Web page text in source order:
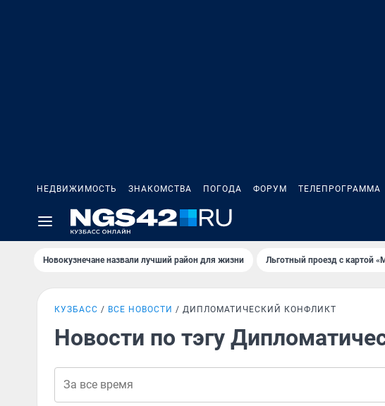
НЕДВИЖИМОСТЬ ЗНАКОМСТВА ПОГОДА ФОРУМ ТЕЛЕПРОГРАММА
Новокузнечане назвали лучший район для жизни Льготный проезд с картой
КУЗБАСС ВСЕ НОВОСТИ ДИПЛОМАТИЧЕСКИЙ КОНФЛИКТ
Новости по тэгу